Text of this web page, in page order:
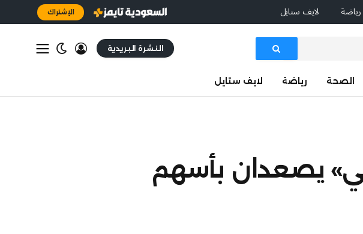
رياضة لايف ستايل الإشتراك
النشرة البريدية
الصحة رياضة لايف ستايل
يصعدان بأسهم